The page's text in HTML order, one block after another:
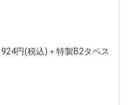
円(税込)＋特製B2タペス